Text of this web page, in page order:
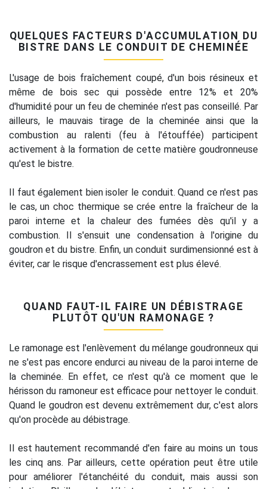
QUELQUES FACTEURS D'ACCUMULATION DU
BISTRE DANS LE CONDUIT DE CHEMINÉE
L'usage de bois fraîchement coupé, d'un bois résineux et
même de bois sec qui possède entre 12% et 20%
d'humidité pour un feu de cheminée n'est pas conseillé. Par
ailleurs, le mauvais tirage de la cheminée ainsi que la
combustion au ralenti (feu à l'étouffée) participent
activement à la formation de cette matière goudronneuse
qu'est le bistre.
Il faut également bien isoler le conduit. Quand ce n'est pas
le cas, un choc thermique se crée entre la fraîcheur de la
paroi interne et la chaleur des fumées dès qu'il y a
combustion. Il s'ensuit une condensation à l'origine du
goudron et du bistre. Enfin, un conduit surdimensionné est à
éviter, car le risque d'encrassement est plus élevé.
QUAND FAUT-IL FAIRE UN DÉBISTRAGE
PLUTÔT QU'UN RAMONAGE ?
Le ramonage est l'enlèvement du mélange goudronneux qui
ne s'est pas encore endurci au niveau de la paroi interne de
la cheminée. En effet, ce n'est qu'à ce moment que le
hérisson du ramoneur est efficace pour nettoyer le conduit.
Quand le goudron est devenu extrêmement dur, c'est alors
qu'on procède au débistrage.
Il est hautement recommandé d'en faire au moins un tous
les cinq ans. Par ailleurs, cette opération peut être utile
pour améliorer l'étanchéité du conduit, mais aussi son